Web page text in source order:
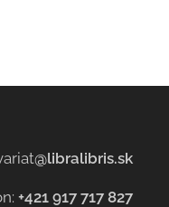
@libralibris.sk
+421 917 717 827